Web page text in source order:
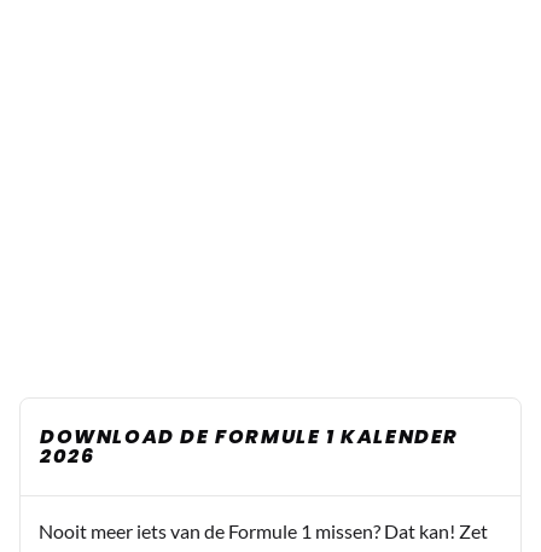
DOWNLOAD DE FORMULE 1 KALENDER
2026
Nooit meer iets van de Formule 1 missen? Dat kan! Zet